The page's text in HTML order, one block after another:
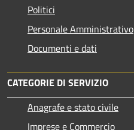
Politici
Personale Amministrativo
Documenti e dati
CATEGORIE DI SERVIZIO
Anagrafe e stato civile
Imprese e Commercio